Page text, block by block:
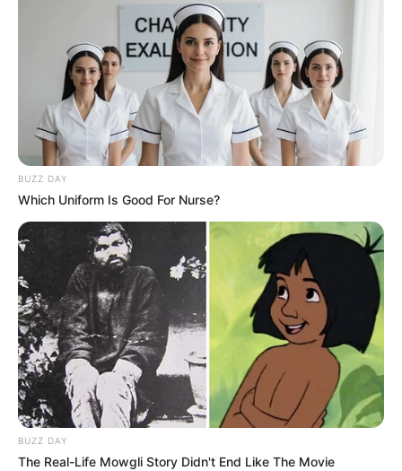
ΣΠΑΜΕ ΤΟ ΜΑΤΡΙΞ – ΤΟ ΒΙΒΛΙΟ
BUZZ DAY
Which Uniform Is Good For Nurse?
BUZZ DAY
The Real-Life Mowgli Story Didn't End Like The Movie